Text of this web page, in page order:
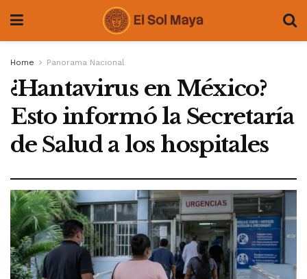
Home Panorama Nacional
¿Hantavirus en México?
Esto informó la Secretaría
de Salud a los hospitales